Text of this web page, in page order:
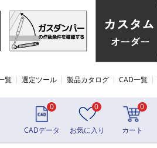
覧 選定ツール 製品カタログ CAD一覧
0
CADデータ
0
お気に入り
0
カート